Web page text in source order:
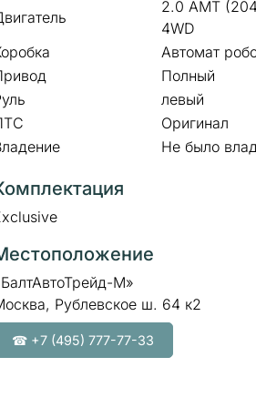
2.0 AMT
4WD
Автомат
Полный
левый
Оригинал
Не было
М»
Рублевское ш. 64 к2
☎ +7 (495) 777-77-33